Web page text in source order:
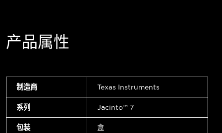
产品属性
制造商 Texas Instruments
系列 Jacinto™ 7
包装 盒